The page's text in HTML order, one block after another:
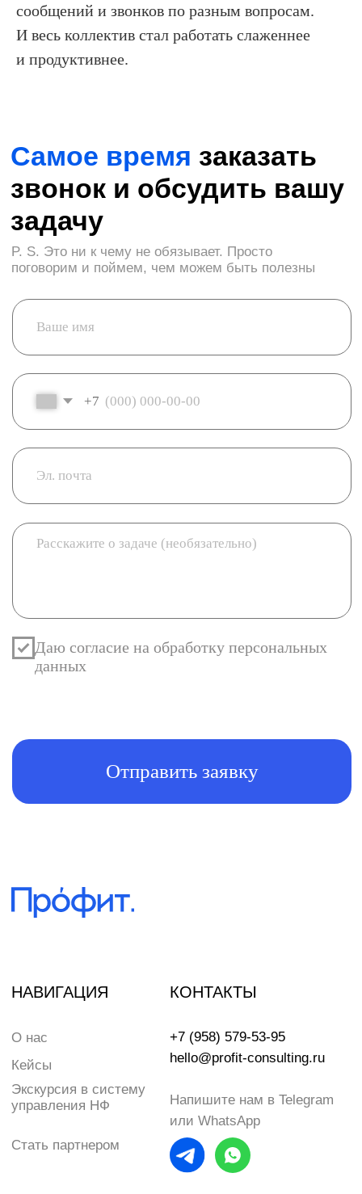
сообщений и звонков по разным вопросам.
И весь коллектив стал работать слаженнее
и продуктивнее.